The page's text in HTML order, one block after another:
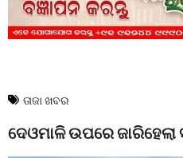
ତାଜା ଖବର
ଦେଓମାଳି ଉପରେ ଜାରିହେଲା